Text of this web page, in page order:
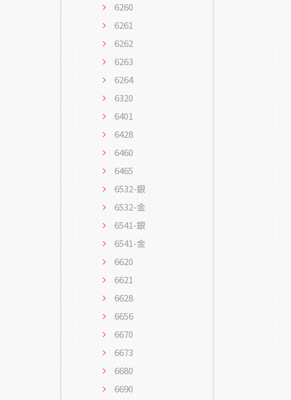
6260
6261
6262
6263
6264
6320
6401
6428
6460
6465
6532-銀
6532-金
6541-銀
6541-金
6620
6621
6628
6656
6670
6673
6680
6690